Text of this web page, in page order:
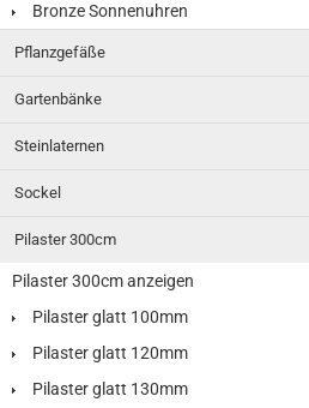
Bronze Sonnenuhren
Pflanzgefäße
Gartenbänke
Steinlaternen
Sockel
Pilaster 300cm
Pilaster 300cm anzeigen
Pilaster glatt 100mm
Pilaster glatt 120mm
Pilaster glatt 130mm